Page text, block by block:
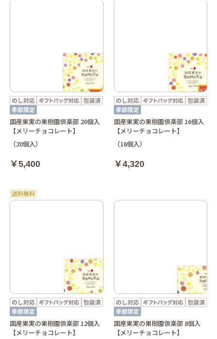
国産果実の果樹園倶楽部 20個入
【メリーチョコレート】
（20個入）
￥5,400
国産果実の果樹園倶楽部 16個入
【メリーチョコレート】
（16個入）
￥4,320
国産果実の果樹園倶楽部 12個入
【メリーチョコレート】
国産果実の果樹園倶楽部 8個入
【メリーチョコレート】